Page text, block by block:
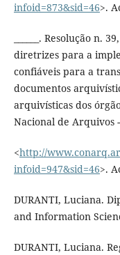
infoid=873&sid=46>.
______. Resolução n.
diretrizes para a
confiáveis para a
documentos
arquivísticas dos
Nacional de Arquivos
<http://
infoid=947&sid=46>.
DURANTI, Luciana.
and Information
DURANTI, Luciana.